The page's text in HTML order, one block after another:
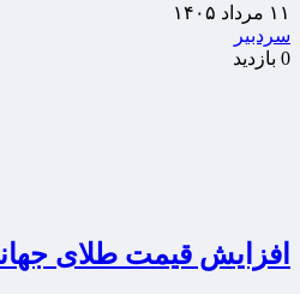
۱۱ مرداد ۱۴۰۵
سردبیر
0 بازدید
افزایش قیمت طلای